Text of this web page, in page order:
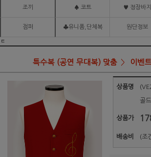
조끼 ♠ 코트 ♥ 정장바지
점퍼 ♣유니폼,단체복 원단정보
ㅌ
특수복 (공연 무대복) 맞춤 이벤
상품명
골
상품가
배송비 (조